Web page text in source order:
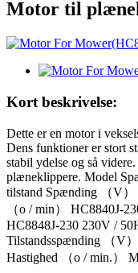
Motor til
Kort beskrivelse:
Dette er en motor i
Dens funktioner er stort
stabil ydelse og så
plæneklippere. Model
tilstand Spænding （V
（o / min） HC8840J-
HC8848J-230 230V /
Tilstandsspænding （V
Hastighed （o / min.）